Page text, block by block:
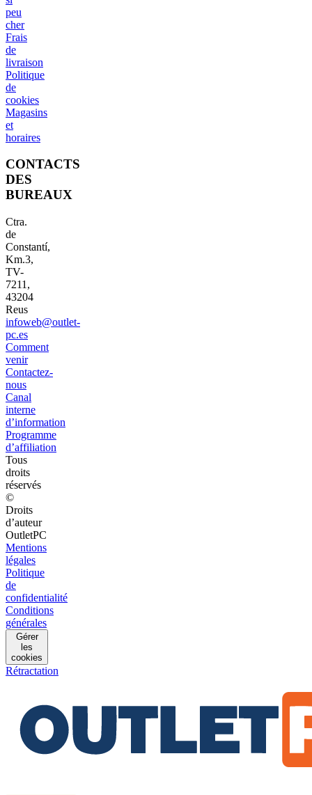
peu
cher
Frais
de
livraison
Politique
de
cookies
Magasins
et
horaires
CONTACTS
DES
BUREAUX
Ctra.
de
Constantí,
Km.3,
TV-
7211,
43204
Reus
infoweb@outlet-
pc.es
Comment
venir
Contactez-
nous
Canal
interne
d’information
Programme
d’affiliation
Tous
droits
réservés
©
Droits
d’auteur
OutletPC
Mentions
légales
Politique
de
confidentialité
Conditions
générales
Gérer
les
cookies
Rétractation